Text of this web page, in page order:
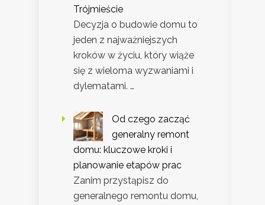
Trójmieście
Decyzja o budowie domu to
jeden z najważniejszych
kroków w życiu, który wiąże
się z wieloma wyzwaniami i
dylematami. …
Od czego zacząć
generalny remont
domu: kluczowe kroki i
planowanie etapów prac
Zanim przystąpisz do
generalnego remontu domu,